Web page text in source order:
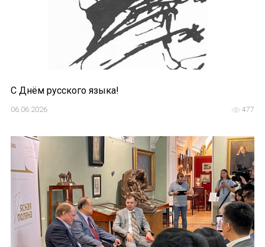
С Днём русского языка!
477
06.06.2026